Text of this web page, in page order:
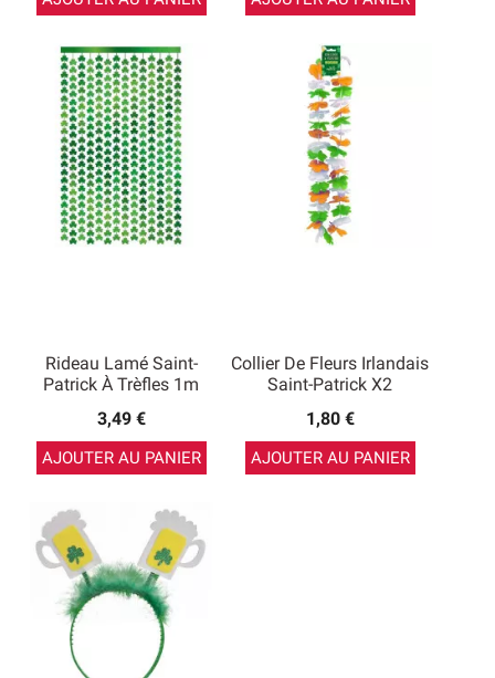
Rideau Lamé Saint-
Patrick À Trèfles 1m
3,49 €
AJOUTER AU PANIER
Collier De Fleurs Irlandais
Saint-Patrick X2
1,80 €
AJOUTER AU PANIER